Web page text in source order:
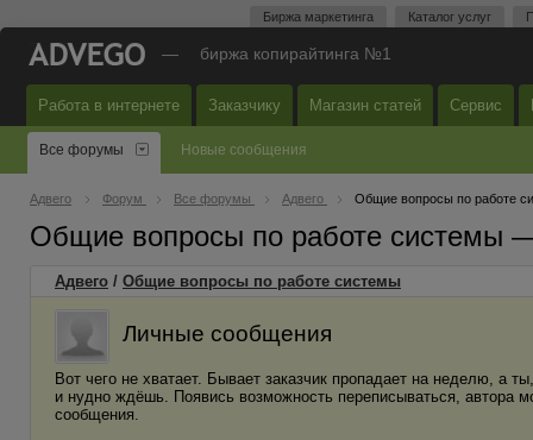
Биржа маркетинга Каталог услуг
— биржа копирайтинга №1
Работа в интернете Заказчику Магазин статей Сервис
Все форумы Новые сообщения
Адвего Форум Все форумы Адвего Общие вопросы по работе
Общие вопросы по работе системы
Адвего / Общие вопросы по работе системы
Личные сообщения
Вот чего не хватает. Бывает заказчик пропадает на неделю, а
и нудно ждёшь. Появись возможность переписываться, автора
сообщения.